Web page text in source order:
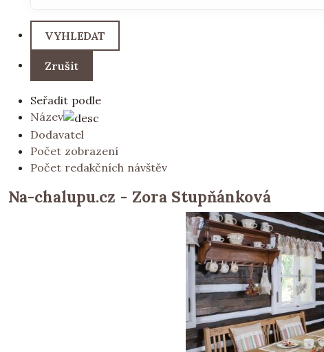
Seřadit podle
Název
Dodavatel
Počet zobrazení
Počet redakčních návštěv
Na-chalupu.cz - Zora Stupňánková